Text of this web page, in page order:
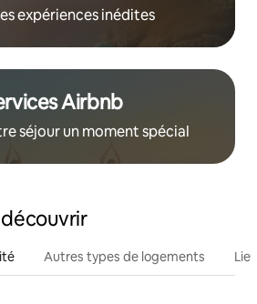
expériences inédites
Airbnb
séjour un moment spécial
Autres types de logements